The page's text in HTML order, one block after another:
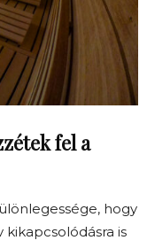
fel a
hogy
is